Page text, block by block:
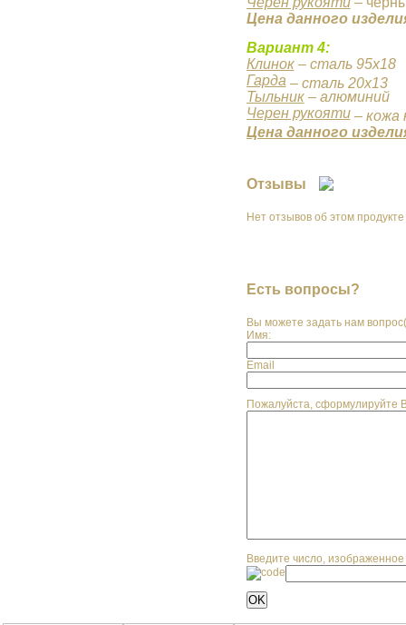
Цена данного
Вариант 4:
Клинок– сталь 95х18
Гарда– сталь 20х13
Тыльник– алюминий
Черен рукояти– кожа
Цена данного
Отзывы
Нет отзывов об этом продукте
Есть вопросы?
Вы можете задать нам
Имя:
Email
Пожалуйста,
Введите число, изображенное